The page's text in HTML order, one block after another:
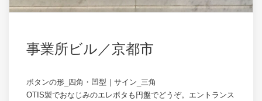
事業所ビル／京都市
ボタンの形_四角・凹型｜サイン_三角
OTIS製でおなじみのエレボタも円盤でどうぞ。エントランス